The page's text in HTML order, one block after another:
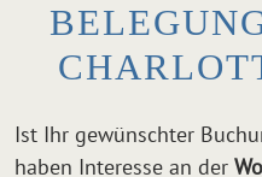
Ist Ihr gewünschter
haben Interesse an der